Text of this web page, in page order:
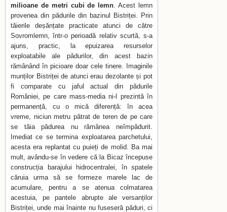
milioane de metri cubi de lemn. Acest lemn
provenea din pădurile din bazinul Bistriței. Prin
tăierile deșănțate practicate atunci de către
Sovromlemn, într-o perioadă relativ scurtă, s-a
ajuns, practic, la epuizarea resurselor
exploatabile ale pădurilor, din acest bazin
rămânând în picioare doar cele tinere. Imaginile
munților Bistriței de atunci erau dezolante și pot
fi comparate cu jaful actual din pădurile
României, pe care mass-media ni-l prezintă în
permanență, cu o mică diferență: în acea
vreme, niciun metru pătrat de teren de pe care
se tăia pădurea nu rămânea neîmpădurit.
Imediat ce se termina exploatarea parchetului,
acesta era replantat cu puieți de molid. Ba mai
mult, avându-se în vedere că la Bicaz începuse
construcția barajului hidrocentralei, în spatele
căruia urma să se formeze marele lac de
acumulare, pentru a se atenua colmatarea
acestuia, pe pantele abrupte ale versanților
Bistriței, unde mai înainte nu fuseseră păduri, ci